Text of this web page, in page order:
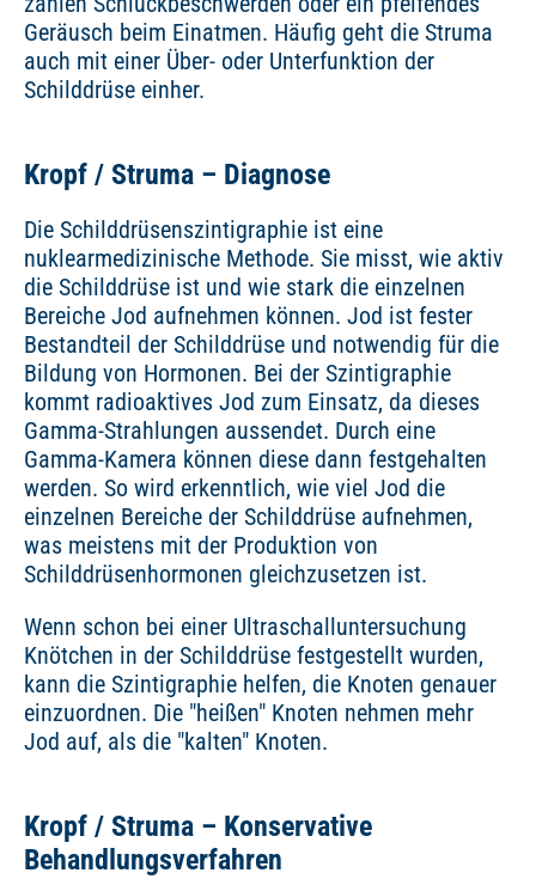
Geräusch beim Einatmen. Häufig geht die Struma
auch mit einer Über- oder Unterfunktion der
Schilddrüse einher.
Kropf / Struma – Diagnose
Die Schilddrüsenszintigraphie ist eine
nuklearmedizinische Methode. Sie misst, wie aktiv
die Schilddrüse ist und wie stark die einzelnen
Bereiche Jod aufnehmen können. Jod ist fester
Bestandteil der Schilddrüse und notwendig für die
Bildung von Hormonen. Bei der Szintigraphie
kommt radioaktives Jod zum Einsatz, da dieses
Gamma-Strahlungen aussendet. Durch eine
Gamma-Kamera können diese dann festgehalten
werden. So wird erkenntlich, wie viel Jod die
einzelnen Bereiche der Schilddrüse aufnehmen,
was meistens mit der Produktion von
Schilddrüsenhormonen gleichzusetzen ist.
Wenn schon bei einer Ultraschalluntersuchung
Knötchen in der Schilddrüse festgestellt wurden,
kann die Szintigraphie helfen, die Knoten genauer
einzuordnen. Die "heißen" Knoten nehmen mehr
Jod auf, als die "kalten" Knoten.
Kropf / Struma – Konservative
Behandlungsverfahren